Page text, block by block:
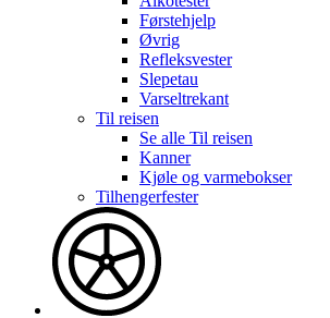
Førstehjelp
Øvrig
Refleksvester
Slepetau
Varseltrekant
Til reisen
Se alle Til reisen
Kanner
Kjøle og varmebokser
Tilhengerfester